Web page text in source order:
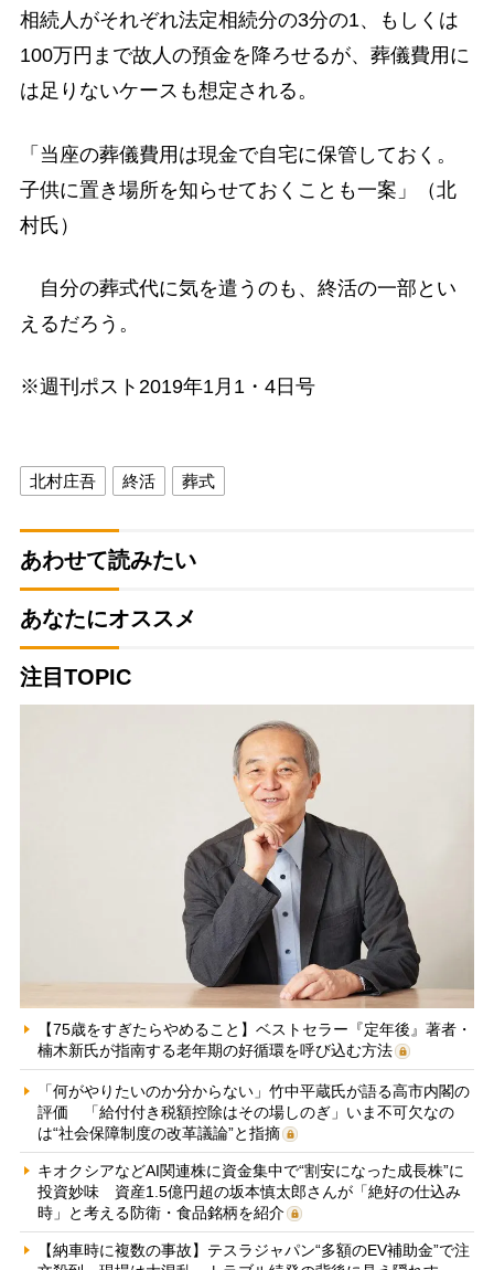
相続人がそれぞれ法定相続分の3分の1、もしくは
100万円まで故人の預金を降ろせるが、葬儀費用に
は足りないケースも想定される。
「当座の葬儀費用は現金で自宅に保管しておく。
子供に置き場所を知らせておくことも一案」（北
村氏）
自分の葬式代に気を遣うのも、終活の一部とい
えるだろう。
※週刊ポスト2019年1月1・4日号
北村庄吾 終活 葬式
あわせて読みたい
あなたにオススメ
注目TOPIC
【75歳をすぎたらやめること】ベストセラー『定年後』著者・
楠木新氏が指南する老年期の好循環を呼び込む方法
「何がやりたいのか分からない」竹中平蔵氏が語る高市内閣の
評価 「給付付き税額控除はその場しのぎ」いま不可欠なの
は“社会保障制度の改革議論”と指摘
キオクシアなどAI関連株に資金集中で“割安になった成長株”に
投資妙味 資産1.5億円超の坂本慎太郎さんが「絶好の仕込み
時」と考える防衛・食品銘柄を紹介
【納車時に複数の事故】テスラジャパン“多額のEV補助金”で注